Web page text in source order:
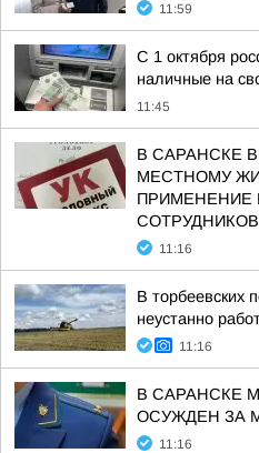
11:59
С 1 октября
наличные на
11:45
В САРАНСКЕ
МЕСТНОМУ
ПРИМЕНЕНИЕ
11:16
В торбеевских
неустанно
11:16
В САРАНСКЕ
ОСУЖДЕН ЗА
11:16